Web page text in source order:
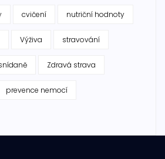
cvičení nutriční hodnoty
Výživa stravování
Zdravá strava
prevence nemocí